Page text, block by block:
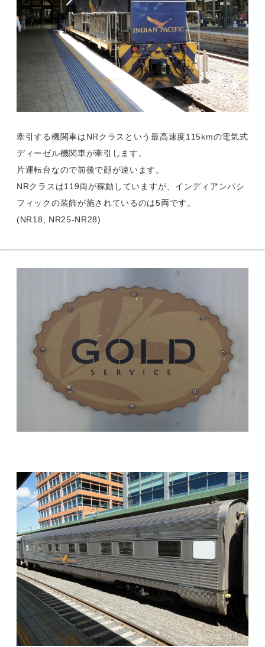
牽引する機関車はNRクラスという最高速度115kmの電気式
ディーゼル機関車が牽引します。
片運転台なので前後で顔が違います。
NRクラスは119両が稼動していますが、インディアンパシ
フィックの装飾が施されているのは5両です。
(NR18, NR25-NR28)